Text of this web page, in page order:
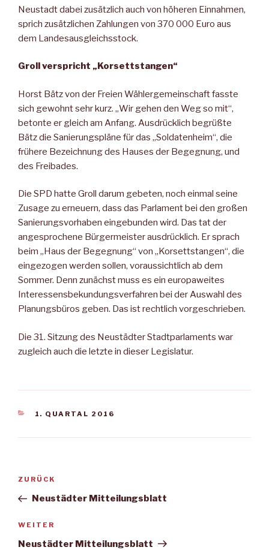
Neustadt dabei zusätzlich auch von höheren Einnahmen,
sprich zusätzlichen Zahlungen von 370 000 Euro aus
dem Landesausgleichsstock.
Groll verspricht „Korsettstangen“
Horst Bätz von der Freien Wählergemeinschaft fasste
sich gewohnt sehr kurz. „Wir gehen den Weg so mit“,
betonte er gleich am Anfang. Ausdrücklich begrüßte
Bätz die Sanierungspläne für das „Soldatenheim“, die
frühere Bezeichnung des Hauses der Begegnung, und
des Freibades.
Die SPD hatte Groll darum gebeten, noch einmal seine
Zusage zu erneuern, dass das Parlament bei den großen
Sanierungsvorhaben eingebunden wird. Das tat der
angesprochene Bürgermeister ausdrücklich. Er sprach
beim „Haus der Begegnung“ von „Korsettstangen“, die
eingezogen werden sollen, voraussichtlich ab dem
Sommer. Denn zunächst muss es ein europaweites
Interessensbekundungsverfahren bei der Auswahl des
Planungsbüros geben. Das ist rechtlich vorgeschrieben.
Die 31. Sitzung des Neustädter Stadtparlaments war
zugleich auch die letzte in dieser Legislatur.
KATEGORIEN
1. QUARTAL 2016
Beitragsnavigation
Vorheriger
Beitrag
ZURÜCK
Neustädter Mitteilungsblatt
Nächster
Beitrag
WEITER
Neustädter Mitteilungsblatt